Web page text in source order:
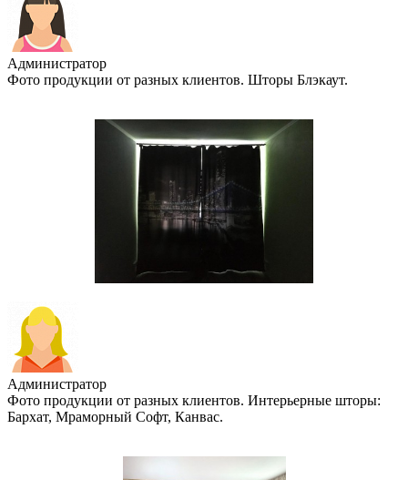
Администратор
Фото продукции от разных клиентов. Шторы Блэкаут.
Администратор
Фото продукции от разных клиентов. Интерьерные шторы:
Бархат, Мраморный Софт, Канвас.